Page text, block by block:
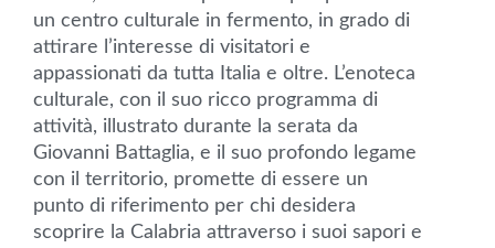
un centro culturale in fermento, in grado di
attirare l’interesse di visitatori e
appassionati da tutta Italia e oltre. L’enoteca
culturale, con il suo ricco programma di
attività, illustrato durante la serata da
Giovanni Battaglia, e il suo profondo legame
con il territorio, promette di essere un
punto di riferimento per chi desidera
scoprire la Calabria attraverso i suoi sapori e